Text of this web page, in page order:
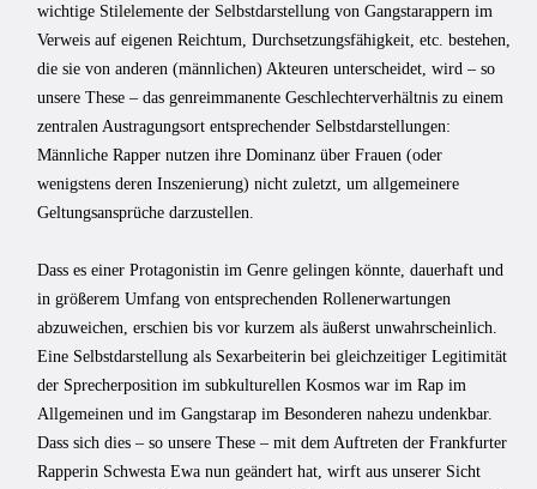
wichtige Stilelemente der Selbstdarstellung von Gangstarappern im
Verweis auf eigenen Reichtum, Durchsetzungsfähigkeit, etc. bestehen,
die sie von anderen (männlichen) Akteuren unterscheidet, wird – so
unsere These – das genreimmanente Geschlechterverhältnis zu einem
zentralen Austragungsort entsprechender Selbstdarstellungen:
Männliche Rapper nutzen ihre Dominanz über Frauen (oder
wenigstens deren Inszenierung) nicht zuletzt, um allgemeinere
Geltungsansprüche darzustellen.
Dass es einer Protagonistin im Genre gelingen könnte, dauerhaft und
in größerem Umfang von entsprechenden Rollenerwartungen
abzuweichen, erschien bis vor kurzem als äußerst unwahrscheinlich.
Eine Selbstdarstellung als Sexarbeiterin bei gleichzeitiger Legitimität
der Sprecherposition im subkulturellen Kosmos war im Rap im
Allgemeinen und im Gangstarap im Besonderen nahezu undenkbar.
Dass sich dies – so unsere These – mit dem Auftreten der Frankfurter
Rapperin Schwesta Ewa nun geändert hat, wirft aus unserer Sicht